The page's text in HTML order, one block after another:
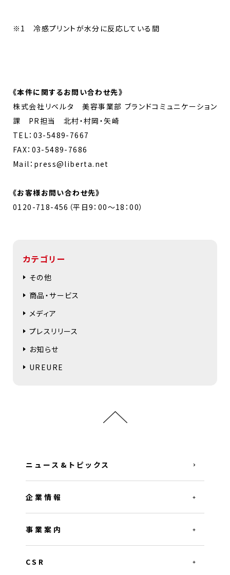
※1 冷感プリントが水分に反応している間
《本件に関するお問い合わせ先》
株式会社リベルタ 美容事業部 ブランドコミュニケーション
課 PR担当 北村・村岡・矢崎
TEL：03-5489-7667
FAX：03-5489-7686
Mail：press@liberta.net
《お客様お問い合わせ先》
0120-718-456（平日9：00～18：00）
カテゴリー
その他
商品・サービス
メディア
プレスリリース
お知らせ
UREURE
ニュース&トピックス
企業情報
事業案内
CSR